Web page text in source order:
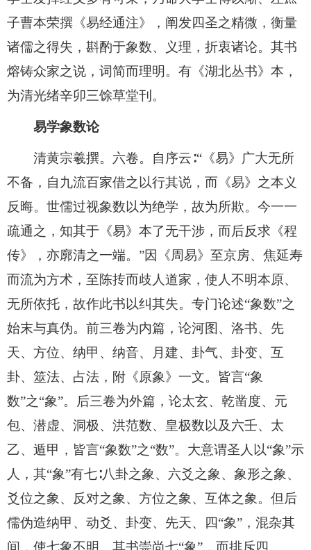
子曹本荣撰《易经通注》，阐发四圣之精微，衡量
诸儒之得失，斟酌于象数、义理，折衷诸论。其书
熔铸众家之说，词简而理明。有《湖北丛书》本，
为清光绪辛卯三馀草堂刊。
易学象数论
清黄宗羲撰。六卷。自序云∶“《易》广大无所
不备，自九流百家借之以行其说，而《易》之本义
反晦。世儒过视象数以为绝学，故为所欺。今一一
疏通之，知其于《易》本了无干涉，而后反求《程
传》，亦廓清之一端。”因《周易》至京房、焦延寿
而流为方术，至陈抟而歧人道家，使人不明本原、
无所依托，故作此书以纠其失。专门论述“象数”之
始末与真伪。前三卷为内篇，论河图、洛书、先
天、方位、纳甲、纳音、月建、卦气、卦变、互
卦、筮法、占法，附《原象》一文。皆言“象
数”之“象”。后三卷为外篇，论太玄、乾凿度、元
包、潜虚、洞极、洪范数、皇极数以及六壬、太
乙、遁甲，皆言“象数”之“数”。大意谓圣人以“象”示
人，其“象”有七∶八卦之象、六爻之象、象形之象、
爻位之象、反对之象、方位之象、互体之象。但后
儒伪造纳甲、动爻、卦变、先天、四“象”，混杂其
间，使七象不明。其书崇尚七“象”，而排斥四